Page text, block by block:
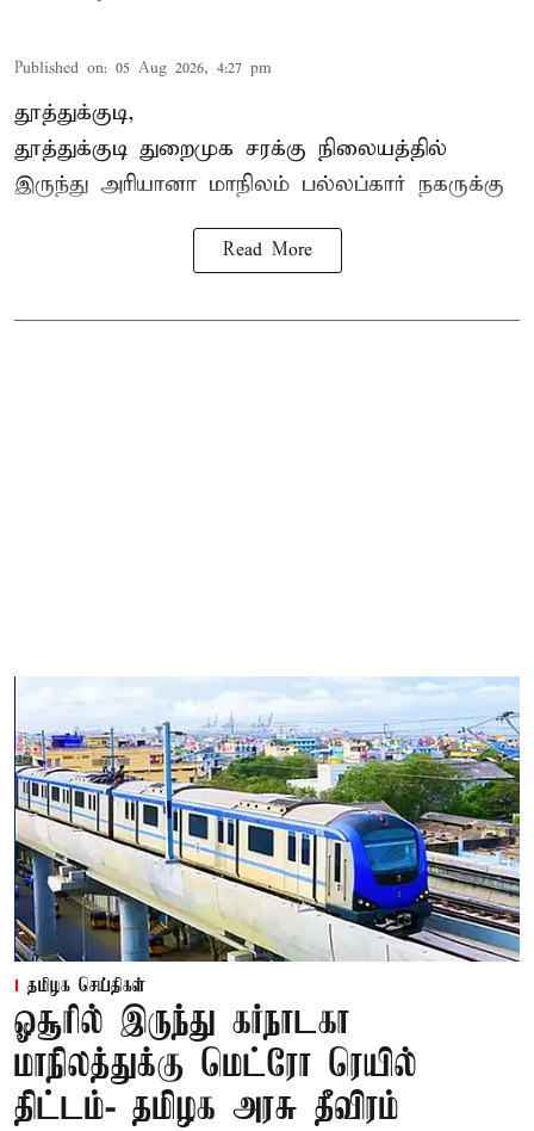
Published on: 05 Aug 2026, 4:27 pm
தூத்துக்குடி,
தூத்துக்குடி துறைமுக சரக்கு நிலையத்தில்
இருந்து அரியானா மாநிலம் பல்லப்கார் நகருக்கு
Read More
தமிழக செய்திகள்
ஓசூரில் இருந்து கர்நாடகா
மாநிலத்துக்கு மெட்ரோ ரெயில்
திட்டம்- தமிழக அரசு தீவிரம்